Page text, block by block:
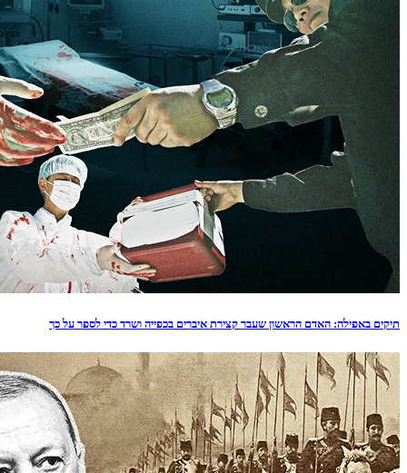
תיקים באפילה: האדם הראשון שעבר קצירת איברים בכפייה ושרד כדי לספר על כך